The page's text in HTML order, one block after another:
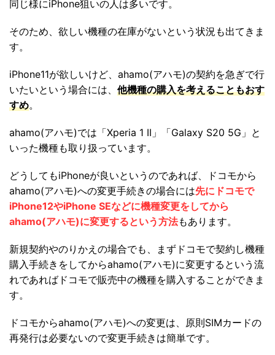
同じ様にiPhone狙いの人は多いです。
そのため、欲しい機種の在庫がないという状況も出てきま
す。
iPhone11が欲しいけど、ahamo(アハモ)の契約を急ぎで行
いたいという場合には、 他機種の購入を考えることもおす
すめ。
ahamo(アハモ)では「Xperia 1 II」「Galaxy S20 5G」と
いった機種も取り扱っています。
どうしてもiPhoneが良いというのであれば、ドコモから
ahamo(アハモ)への変更手続きの場合には先にドコモで
iPhone12やiPhone SEなどに機種変更をしてから
ahamo(アハモ)に変更するという方法もあります。
新規契約やのりかえの場合でも、まずドコモで契約し機種
購入手続きをしてからahamo(アハモ)に変更するという流
れであればドコモで販売中の機種を購入することができま
す。
ドコモからahamo(アハモ)への変更は、原則SIMカードの
再発行は必要ないので変更手続きは簡単です。